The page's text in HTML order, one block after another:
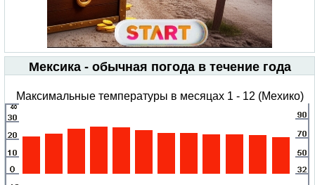
Мексика - обычная погода в течение года
Максимальные температуры в месяцах 1 - 12 (Мехико)